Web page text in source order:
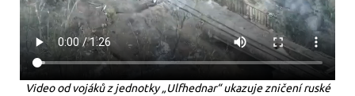
Video od vojáků z jednotky „Ulfhednar“ ukazuje zničení ruské